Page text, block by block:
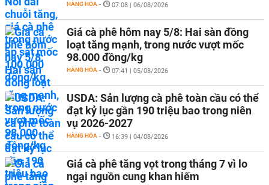
HÀNG HÓA - 07:08 | 06/08/2026
Giá cà phê hôm nay 5/8: Hai sàn đồng
loạt tăng mạnh, trong nước vượt mốc
98.000 đồng/kg
HÀNG HÓA - 07:41 | 05/08/2026
USDA: Sản lượng cà phê toàn cầu có thể
đạt kỷ lục gần 190 triệu bao trong niên
vụ 2026-2027
HÀNG HÓA - 16:39 | 04/08/2026
Giá cà phê tăng vọt trong tháng 7 vì lo
ngại nguồn cung khan hiếm